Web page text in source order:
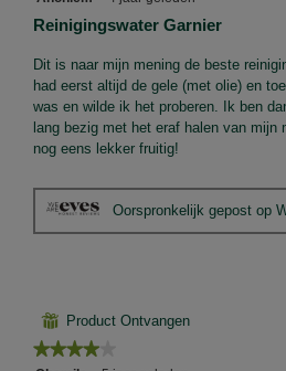
sterren.
Reinigingswater Garnier
Dit is naar mijn mening de beste
had eerst altijd de gele (met olie) en
was en wilde ik het proberen. Ik ben
lang bezig met het eraf halen van mijn
nog eens lekker fruitig!
Oorspronkelijk gepost op
⊞ Product Ontvangen
★★★★★
★★★★★